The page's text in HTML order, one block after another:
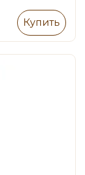
Купить